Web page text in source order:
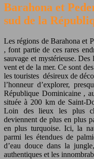
Barahona et
sud de la
Les régions de Barahona et
, font partie de ces rares
sauvage et mystérieuse.
vent et de la mer. Ce sont
les touristes désireux de
l’honneur d’explorer,
République Dominicaine ,
située à 200 km de Saint-
Loin des lieux les plus
deviennent de plus en plus
en plus turquoise. Ici, la
parmi les étendues de
d’eau douce dans la
authentiques et les